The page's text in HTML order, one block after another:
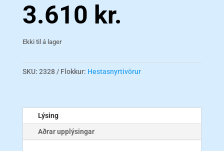
3.610 kr.
Ekki til á lager
SKU: 2328 Flokkur: Hestasnyrtivörur
Lýsing
Aðrar upplýsingar